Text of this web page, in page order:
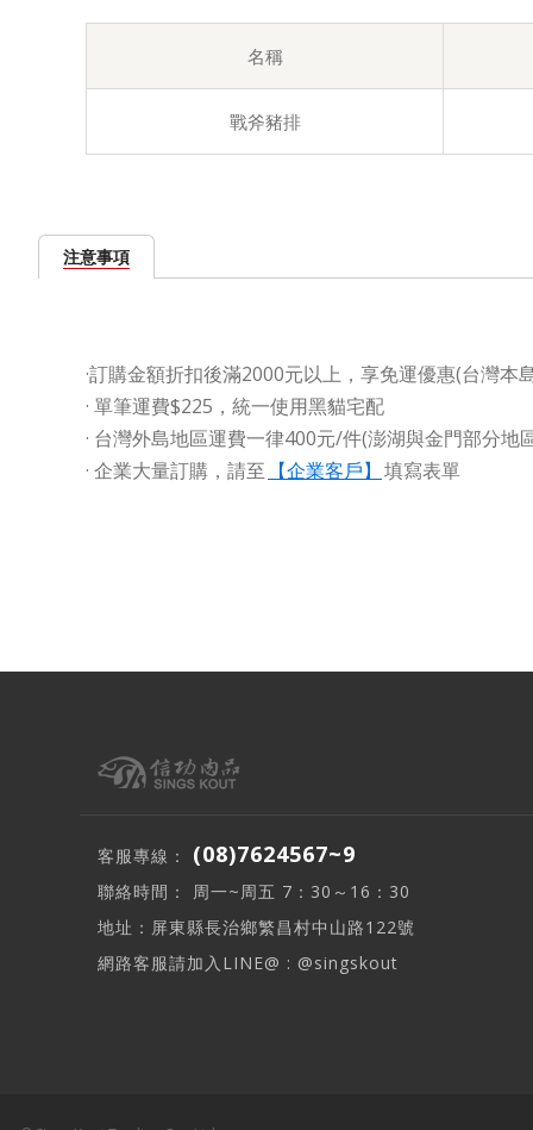
名稱
戰斧豬排
注意事項
·訂購金額折扣後滿2000元以上，享免運優惠(台灣本
· 單筆運費$225，統一使用黑貓宅配
· 台灣外島地區運費一律400元/件(澎湖與金門部分地
· 企業大量訂購，請至 【企業客戶】 填寫表單
客服專線： (08)7624567~9
聯絡時間： 周一~周五 7：30～16：30
地址：屏東縣長治鄉繁昌村中山路122號
網路客服請加入LINE@ : @singskout